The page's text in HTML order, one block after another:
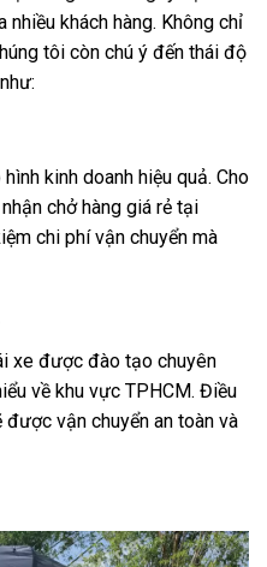
khách hàng. Không chỉ
tôi còn chú ý đến thái độ
kinh doanh hiệu quả. Cho
chở hàng giá rẻ tại
chi phí vận chuyển mà
xe được đào tạo chuyên
về khu vực TPHCM. Điều
vận chuyển an toàn và